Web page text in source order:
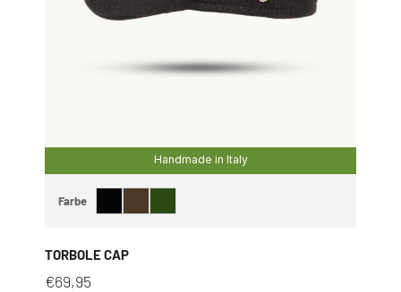
Handmade in Italy
Farbe
TORBOLE CAP
€69,95